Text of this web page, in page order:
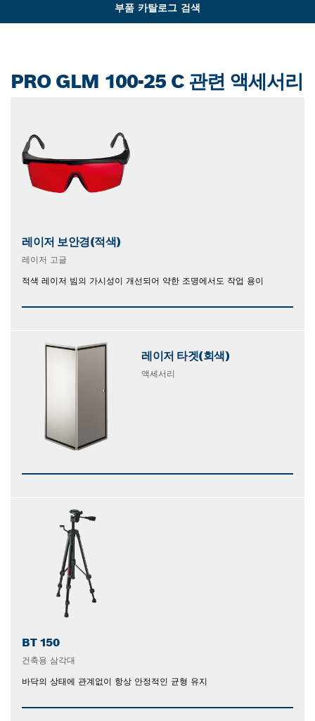
부품 카탈로그 검색
PRO GLM 100-25 C 관련 액세서리
레이저 보안경(적색)
레이저 고글
적색 레이저 빔의 가시성이 개선되어 약한 조명에서도 작업 용이
레이저 타겟(회색)
액세서리
BT 150
건축용 삼각대
바닥의 상태에 관계없이 항상 안정적인 균형 유지